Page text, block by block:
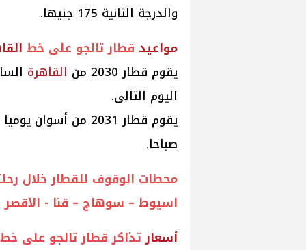
والدرجة الثانية 175 جنيها.
مواعيد قطار تالجو على خط
يقوم قطار 2030 من
القاهرة
اليوم التالى.
يقوم قطار 2031 من أسوان يوميا الساعة 7 مساء يصل
صباحا.
محطات الوقوف للقطار خلال
اسيوط – سوهاج – قنا -
أسعارتذاكر قطار تالجو على